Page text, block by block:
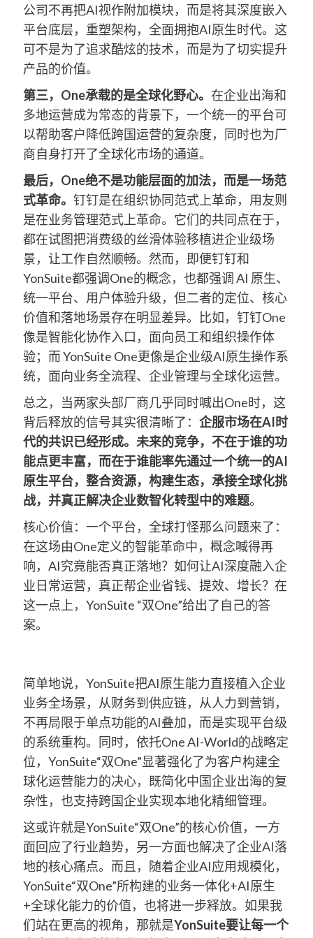
公司不再把AI视作附加模块，而是将其深度嵌入
平台底层，重塑架构，全面拥抱AI原生时代。这
可不是为了追求酷炫的技术，而是为了切实提升
产品的价值。
第三，One承载的是全球化野心。 在企业出海和
多地运营成为常态的背景下，一个统一的平台可
以帮助客户降低跨国运营的复杂度，同时也为厂
商自身打开了全球化市场的通道。
最后，One绝不是功能层面的加法，而是一场范
式革命。 钉钉是在组织协同范式上革命，用友则
是在业务管理范式上革命。它们的共同点在于，
都在试图把消费级的丝滑体验移植进企业级场
景，让工作自然顺畅。然而，即便钉钉和
YonSuite都强调One的概念，也都强调 AI 原生、
统一平台、用户体验升级，但二者的定位、核心
价值和落地场景存在明显差异。比如，钉钉One
像是智能化协作入口，面向员工和组织操作体
验；而 YonSuite One更像是企业级AI原生操作系
统，面向业务全流程、企业管理与全球化运营。
总之，当两家头部厂商几乎同时喊出One时，这
背后释放的信号其实很清晰了： 企服市场在AI时
代的共识已经形成。未来的竞争，不在于谁的功
能点更丰富，而在于谁能率先通过一个统一的AI
原生平台，整合资源，构建生态，承接全球化挑
战，并真正解决企业数智化转型中的难题。
核心价值：一个平台，全球打怪那么问题来了：
在这场由One定义的智能革命中，概念喊得再
响，AI究竟能否真正落地？如何让AI深度融入企
业日常运营，真正帮企业省钱、提效、增长？在
这一点上，YonSuite “双One”给出了自己的答
案。
简单地说，YonSuite把AI原生能力直接植入企业
业务全场景，从财务到供应链，从人力到营销，
不再局限于单点功能的AI叠加，而是实现平台级
的系统重构。同时，依托One AI-World的战略定
位，YonSuite“双One”显著强化了为客户构建全
球化运营能力的决心，既简化中国企业出海的复
杂性，也支持跨国企业实现本地化精细管理。
这或许就是YonSuite“双One”的核心价值，一方
面回应了行业趋势，另一方面也解决了企业AI落
地的核心痛点。而且，随着企业AI应用规模化，
YonSuite“双One”所构建的业务一体化+AI原生
+全球化能力的价值，也将进一步释放。如果我
们站在更高的视角，那就是YonSuite要让每一个